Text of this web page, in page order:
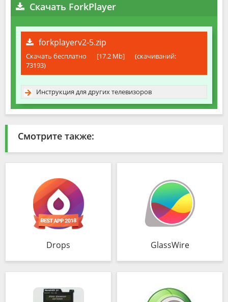
Скачать ForkPlayer
forkplayerv2-5.zip
Скачать бесплатно [17.2 Mb]
(cкачиваний:
73193)
Инструкция для других телевизоров
Смотрите также:
Drops GlassWire